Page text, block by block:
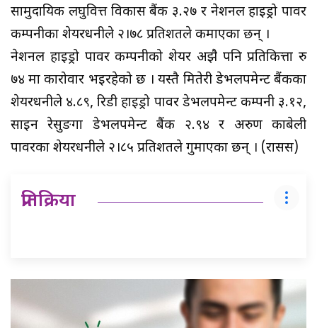
सामुदायिक लघुवित्त विकास बैंक ३.२७ र नेशनल हाइड्रो पावर
कम्पनीका शेयरधनीले २।७८ प्रतिशतले कमाएका छन् ।
नेशनल हाइड्रो पावर कम्पनीको शेयर अझै पनि प्रतिकित्ता रु
७४ मा कारोवार भइरहेको छ । यस्तै मितेरी डेभलपमेन्ट बैंकका
शेयरधनीले ४.८९, रिडी हाइड्रो पावर डेभलपमेन्ट कम्पनी ३.१२,
साइन रेसुङगा डेभलपमेन्ट बैंक २.९४ र अरुण काबेली
पावरका शेयरधनीले २।८५ प्रतिशतले गुमाएका छन् । (रासस)
प्रतिक्रिया